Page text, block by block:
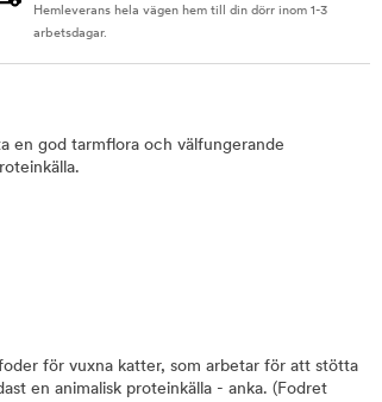
Hemleverans hela vägen hem till din dörr inom 1-3
arbetsdagar.
en god tarmflora och välfungerande
för vuxna katter, som arbetar för att stötta
en animalisk proteinkälla - anka. (Fodret